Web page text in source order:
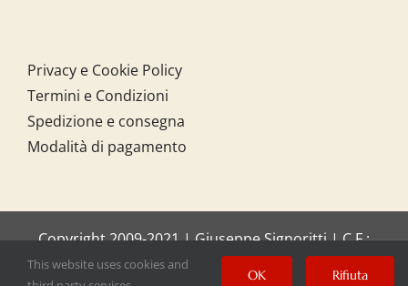
Privacy e Cookie Policy
Termini e Condizioni
Spedizione e consegna
Modalità di pagamento
Copyright 2009-2021 | Giuseppe Signoritti | C.F.:
SGNGPP61C20I158O
This website uses cookies and
OK Rifiuta